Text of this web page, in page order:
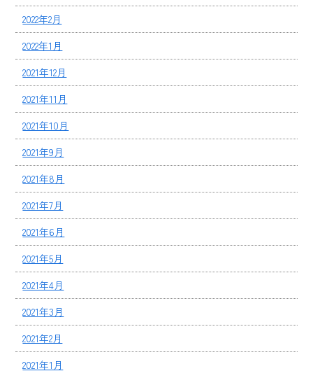
2022年2月
2022年1月
2021年12月
2021年11月
2021年10月
2021年9月
2021年8月
2021年7月
2021年6月
2021年5月
2021年4月
2021年3月
2021年2月
2021年1月